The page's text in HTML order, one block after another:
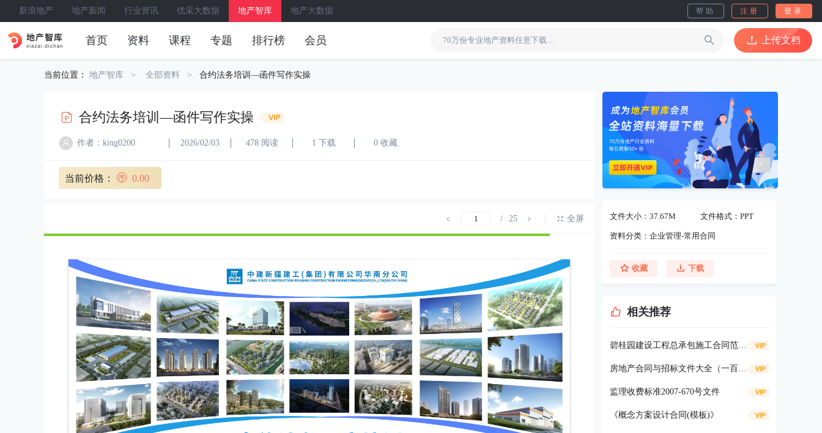
新浪地产 地产新闻 行业资讯 优采大数据 地产智库 地产大数据 帮助 注册 登录
首页 资料 课程 专题 排行榜 会员 上传文档
当前位置： 地产智库 全部资料 合约法务培训—函件写作实操
合约法务培训—函件写作实操
作者：king0200 2026/02/03 478 阅读 1 下载 0 收藏
当前价格： 0.00
/ 25 全屏 文件大小：37.67M 文件格式：PPT
资料分类：企业管理-常用合同
收藏 下载
相关推荐
碧桂园建设工程总承包施工合同范本（2012版）228p
房地产合同与招标文件大全（一百多个文件，可修改的，超实用）
监理收费标准2007-670号文件
《概念方案设计合同(模板)》